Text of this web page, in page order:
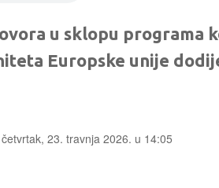
u sklopu programa
Europske unije
četvrtak, 23. travnja 2026. u 14:05